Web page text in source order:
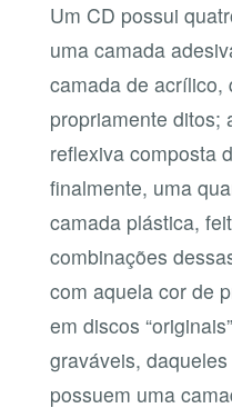
Um CD possui
uma camada
camada de acrílico,
propriamente ditos;
reflexiva composta
finalmente, uma
camada plástica,
combinações
com aquela cor de
em discos
graváveis,
possuem uma